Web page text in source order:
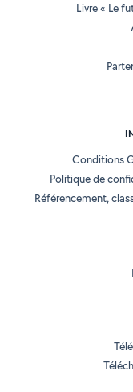
Livre « Le
Conditions
Politique de
Référencement,